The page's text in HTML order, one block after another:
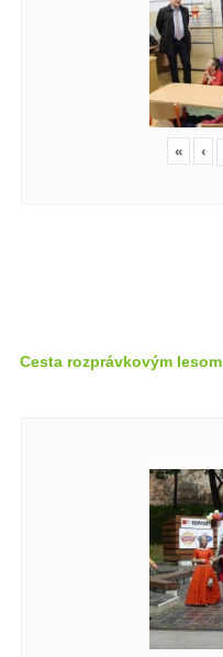
« ‹
Cesta rozprávkovým lesom